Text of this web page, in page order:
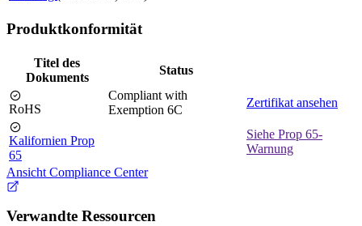
Produktkonformität
Titel des
Dokuments
Status
RoHS
Compliant with
Exemption 6C
Zertifikat ansehen
Kalifornien Prop
65
Siehe Prop 65-
Warnung
Ansicht Compliance Center
Verwandte Ressourcen